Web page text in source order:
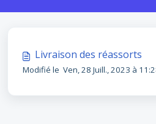
Livraison des réassorts
Modifié le Ven, 28 Juill., 2023 à